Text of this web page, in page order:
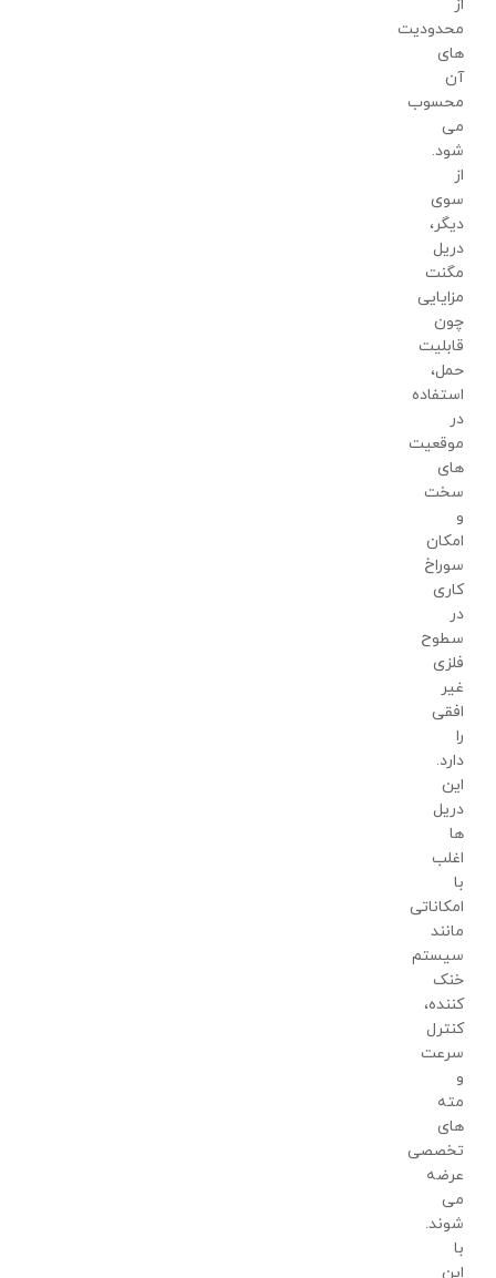
از
محدودیت
های
آن
محسوب
می
شود.
از
سوی
دیگر،
دریل
مگنت
مزایایی
چون
قابلیت
حمل،
استفاده
در
موقعیت
های
سخت
و
امکان
سوراخ
کاری
در
سطوح
فلزی
غیر
افقی
را
دارد.
این
دریل
ها
اغلب
با
امکاناتی
مانند
سیستم
خنک
کننده،
کنترل
سرعت
و
مته
های
تخصصی
عرضه
می
شوند.
با
این